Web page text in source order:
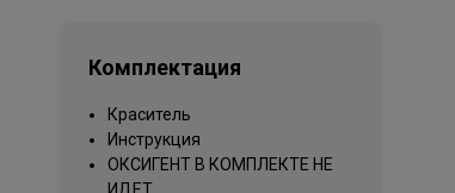
Комплектация
Краситель
Инструкция
ОКСИГЕНТ В КОМПЛЕКТЕ НЕ